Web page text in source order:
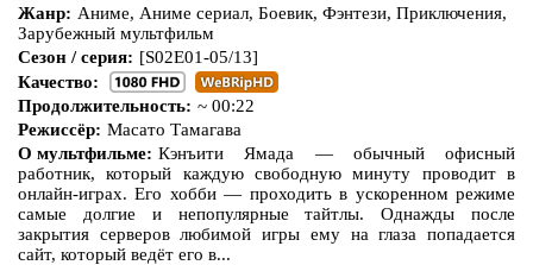
Про любовь Про маньяков исерийных
Про мафию
Про пиратов
Про путешествияво времени Про роботов
Про рыцарей Про самолёты
Про собак Про снайперов
Жанр: Аниме, Аниме сериал, Боевик, Фэнтези, Приключения,
Зарубежный мультфильм
Сезон / серия: [S02E01-05/13]
Качество:
Продолжительность: ~ 00:22
Режиссёр: Масато Тамагава
О мультфильме: Кэнъити Ямада — обычный офисный
работник, который каждую свободную минуту проводит в
онлайн-играх. Его хобби — проходить в ускоренном режиме
самые долгие и непопулярные тайтлы. Однажды после
закрытия серверов любимой игры ему на глаза попадается
сайт, который ведёт его в...